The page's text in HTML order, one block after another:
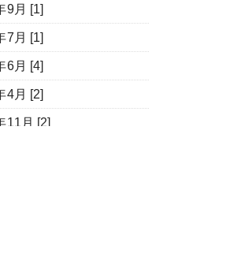
9月 [1]
7月 [1]
6月 [4]
4月 [2]
11月 [2]